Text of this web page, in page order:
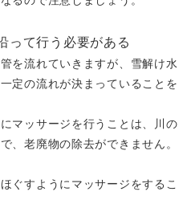
って行う必要がある
を流れていきますが、雪解け水
定の流れが決まっていることを
マッサージを行うことは、川の
、老廃物の除去ができません。
ぐすようにマッサージをするこ